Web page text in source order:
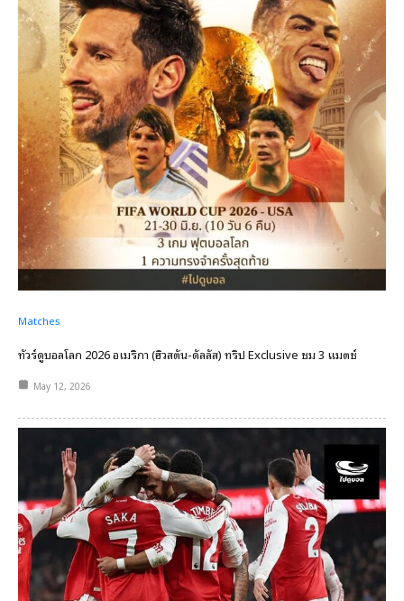
Matches
ทัวร์ดูบอลโลก 2026 อเมริกา (ฮิวสตัน-ดัลลัส) ทริป Exclusive ชม 3 แมตช์
May 12, 2026